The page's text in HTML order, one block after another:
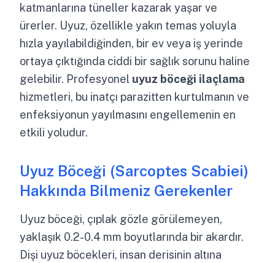
katmanlarına tüneller kazarak yaşar ve
ürerler. Uyuz, özellikle yakın temas yoluyla
hızla yayılabildiğinden, bir ev veya iş yerinde
ortaya çıktığında ciddi bir sağlık sorunu haline
gelebilir. Profesyonel uyuz böceği ilaçlama
hizmetleri, bu inatçı parazitten kurtulmanın ve
enfeksiyonun yayılmasını engellemenin en
etkili yoludur.
Uyuz Böceği (Sarcoptes Scabiei)
Hakkında Bilmeniz Gerekenler
Uyuz böceği, çıplak gözle görülemeyen,
yaklaşık 0.2-0.4 mm boyutlarında bir akardır.
Dişi uyuz böcekleri, insan derisinin altına